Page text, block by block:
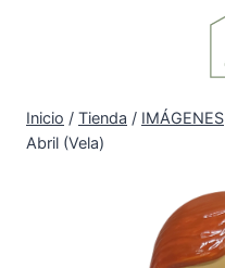
Inicio / Tienda / IMÁGENES
Abril (Vela)